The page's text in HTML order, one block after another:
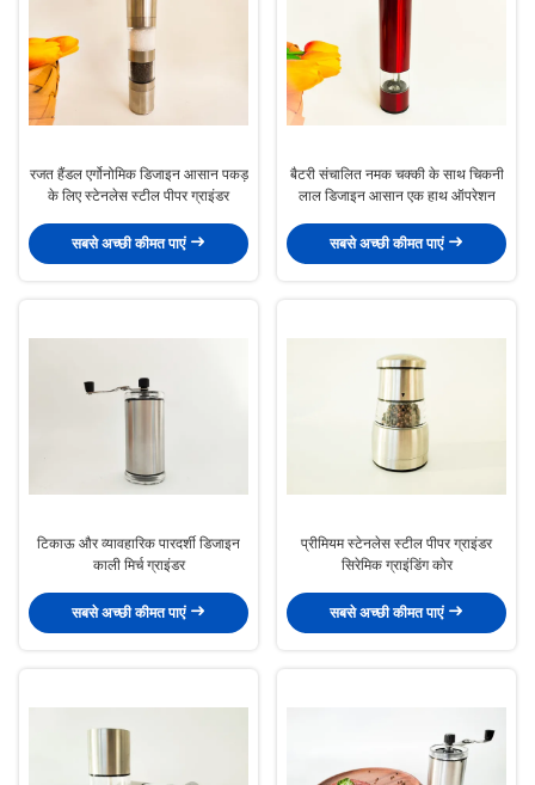
रजत हैंडल एर्गोनोमिक डिजाइन आसान पकड़
के लिए स्टेनलेस स्टील पीपर ग्राइंडर
सबसे अच्छी कीमत पाएं
बैटरी संचालित नमक चक्की के साथ चिकनी
लाल डिजाइन आसान एक हाथ ऑपरेशन
सबसे अच्छी कीमत पाएं
टिकाऊ और व्यावहारिक पारदर्शी डिजाइन
काली मिर्च ग्राइंडर
सबसे अच्छी कीमत पाएं
प्रीमियम स्टेनलेस स्टील पीपर ग्राइंडर
सिरेमिक ग्राइंडिंग कोर
सबसे अच्छी कीमत पाएं